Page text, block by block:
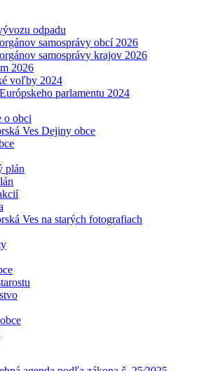
odpadu
samosprávy obcí 2026
samosprávy krajov 2026
2026
voľby 2024
parlamentu 2024
o obci
Ves Dejiny obce
plán
Ves na starých fotografiach